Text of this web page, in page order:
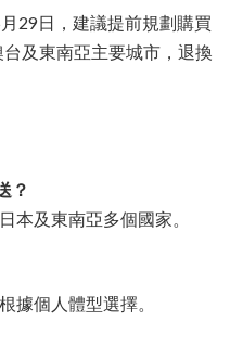
29日，建議提前規劃購買
及東南亞主要城市，退換
？
本及東南亞多個國家。
據個人體型選擇。